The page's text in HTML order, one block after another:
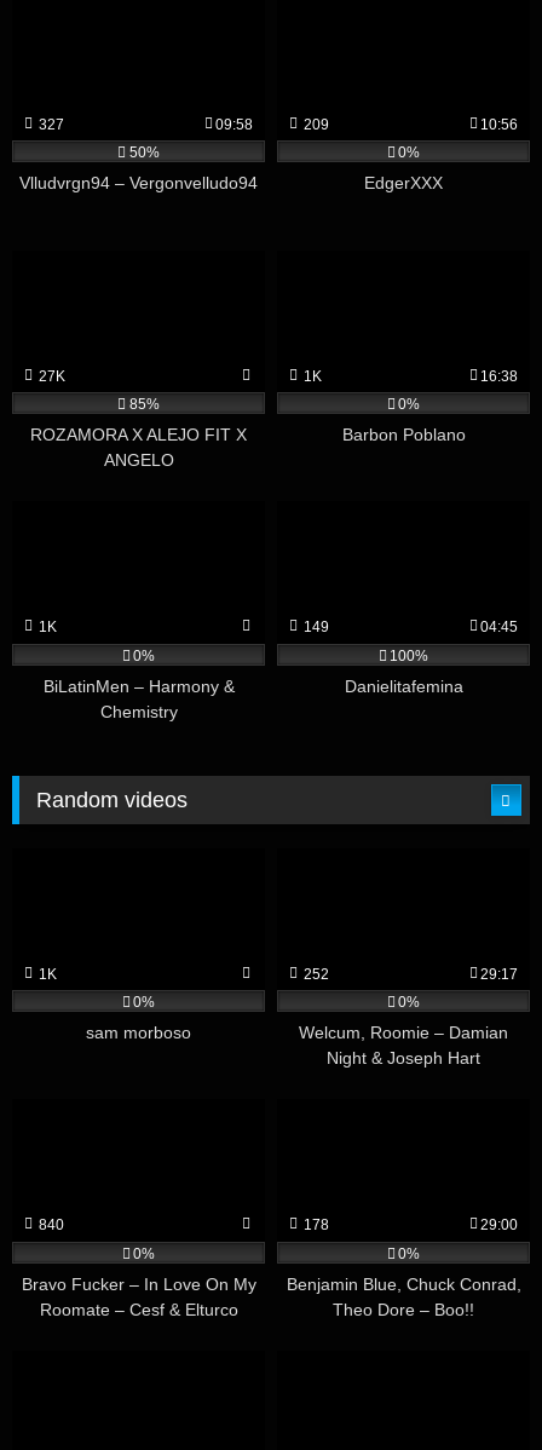
327
09:58
50%
Vlludvrgn94 – Vergonvelludo94
209
10:56
0%
EdgerXXX
27K
85%
ROZAMORA X ALEJO FIT X
ANGELO
1K
16:38
0%
Barbon Poblano
1K
0%
BiLatinMen – Harmony &
Chemistry
149
04:45
100%
Danielitafemina
Random videos
1K
0%
sam morboso
252
29:17
0%
Welcum, Roomie – Damian
Night & Joseph Hart
840
0%
Bravo Fucker – In Love On My
Roomate – Cesf & Elturco
178
29:00
0%
Benjamin Blue, Chuck Conrad,
Theo Dore – Boo!!